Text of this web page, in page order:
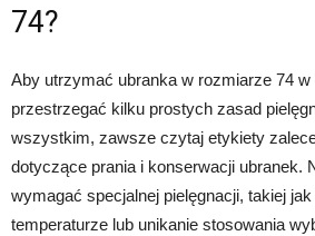
74?
Aby utrzymać ubranka w rozmiarze 74
przestrzegać kilku prostych zasad
wszystkim, zawsze czytaj etykiety
dotyczące prania i konserwacji ubranek.
wymagać specjalnej pielęgnacji, takiej
temperaturze lub unikanie stosowania